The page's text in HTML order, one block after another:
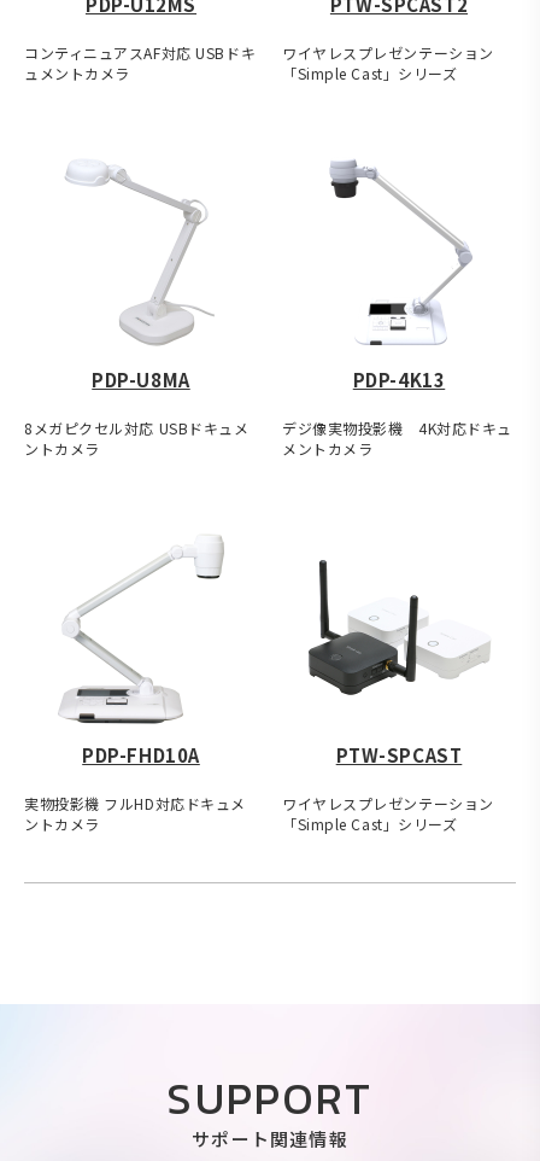
コンティニュアスAF対応 USBドキ
ュメントカメラ
ワイヤレスプレゼンテーション
「Simple Cast」シリーズ
PDP-U8MA
8メガピクセル対応 USBドキュメ
ントカメラ
PDP-4K13
デジ像実物投影機 4K対応ドキュ
メントカメラ
PDP-FHD10A
実物投影機 フルHD対応ドキュメ
ントカメラ
PTW-SPCAST
ワイヤレスプレゼンテーション
「Simple Cast」シリーズ
SUPPORT
サポート関連情報